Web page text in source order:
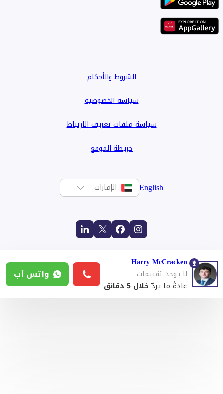
الشروط والأحكام
سياسة الخصوصية
سياسة ملفات تعريف الارتباط
خريطة الموقع
English الإمارات
Harry McCracken
لا يوجد تقييمات
عادةً ما يردّخلال 5 دقائق
واتس آب